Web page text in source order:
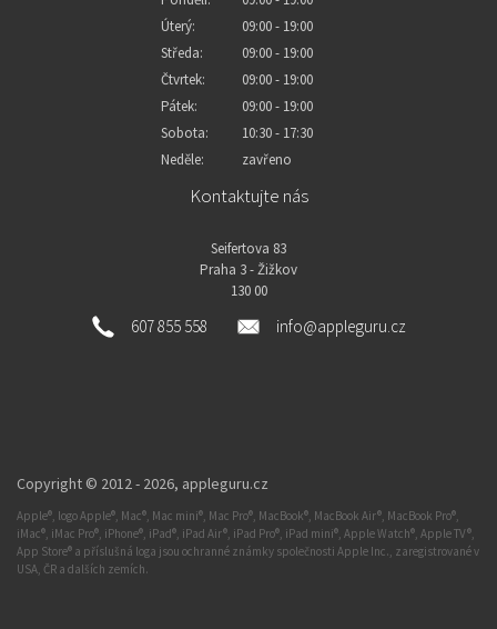
Úterý:
09:00 - 19:00
Středa:
09:00 - 19:00
Čtvrtek:
09:00 - 19:00
Pátek:
09:00 - 19:00
Sobota:
10:30 - 17:30
Neděle:
zavřeno
Kontaktujte nás
Seifertova 83
Praha 3 - Žižkov
130 00
607 855 558 info@appleguru.cz
Copyright © 2012 - 2026, appleguru.cz
Apple®, logo Apple®, Mac®, Mac mini®, Mac Pro®, MacBook®, MacBook Air®, MacBook Pro®,
iMac®, iMac Pro®, iPhone®, iPad®, iPad Air®, iPad Pro®, iPad mini®, Apple Watch®, Apple TV®,
App Store® a příslušná loga jsou ochranné známky společnosti Apple Inc., zaregistrované v
USA, ČR a dalších zemích.